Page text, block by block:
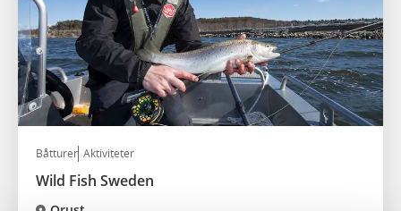
Båtturer Aktiviteter
Wild Fish Sweden